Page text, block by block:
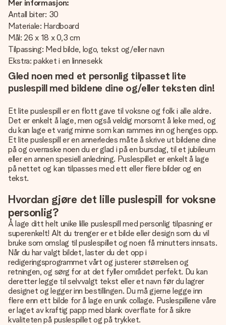
Mer informasjon:
Antall biter: 30
Materiale: Hardboard
Mål: 26 x 18 x 0,3 cm
Tilpassing: Med bilde, logo, tekst og/eller navn
Ekstra: pakket i en linnesekk
Gled noen med et personlig tilpasset lite
puslespill med bildene dine og/eller teksten din!
Et lite puslespill er en flott gave til voksne og folk i alle aldre.
Det er enkelt å lage, men også veldig morsomt å leke med, og
du kan lage et varig minne som kan rammes inn og henges opp.
Et lite puslespill er en annerledes måte å skrive ut bildene dine
på og overraske noen du er glad i på en bursdag, til et jubileum
eller en annen spesiell anledning. Puslespillet er enkelt å lage
på nettet og kan tilpasses med ett eller flere bilder og en
tekst.
Hvordan gjøre det lille puslespill for voksne
personlig?
Å lage ditt helt unike lille puslespill med personlig tilpasning er
superenkelt! Alt du trenger er et bilde eller design som du vil
bruke som omslag til puslespillet og noen få minutters innsats.
Når du har valgt bildet, laster du det opp i
redigeringsprogrammet vårt og justerer størrelsen og
retningen, og sørg for at det fyller området perfekt. Du kan
deretter legge til selvvalgt tekst eller et navn før du lagrer
designet og legger inn bestillingen. Du må gjerne legge inn
flere enn ett bilde for å lage en unik collage. Puslespillene våre
er laget av kraftig papp med blank overflate for å sikre
kvaliteten på puslespillet og på trykket.